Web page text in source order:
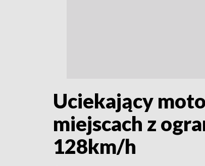
Uciekający
miejscach z
128km/h